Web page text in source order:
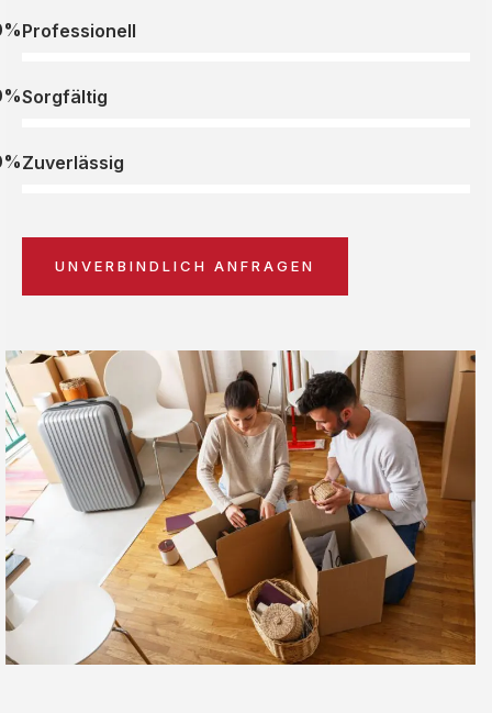
Professionell
Sorgfältig
Zuverlässig
UNVERBINDLICH ANFRAGEN